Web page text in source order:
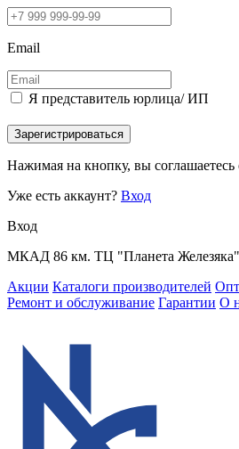
Email
Я представитель юрлица/ ИП
Зарегистрироваться
Нажимая на кнопку, вы соглашаетесь
Уже есть аккаунт? Вход
Вход
МКАД 86 км. ТЦ "Планета Железяка"
Акции Каталоги производителей
Ремонт и обслуживание Гарантии О